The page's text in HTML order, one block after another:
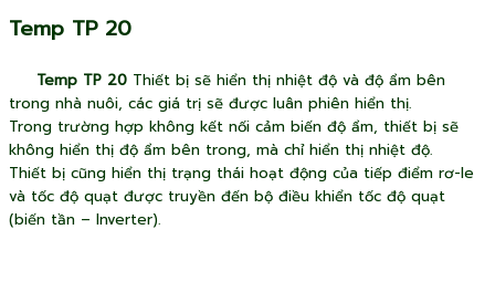
Temp TP 20
Temp TP 20 Thiết bị sẽ hiển thị nhiệt độ và độ ẩm bên
trong nhà nuôi, các giá trị sẽ được luân phiên hiển thị.
Trong trường hợp không kết nối cảm biến độ ẩm, thiết bị sẽ
không hiển thị độ ẩm bên trong, mà chỉ hiển thị nhiệt độ.
Thiết bị cũng hiển thị trạng thái hoạt động của tiếp điểm rơ-le
và tốc độ quạt được truyền đến bộ điều khiển tốc độ quạt
(biến tần – Inverter).